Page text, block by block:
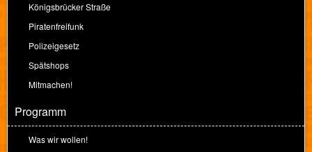
Königsbrücker Straße
Piratenfreifunk
Polizeigesetz
Spätshops
Mitmachen!
Programm
Was wir wollen!